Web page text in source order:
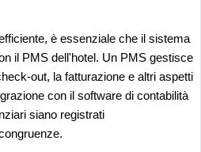
è essenziale che il sistema
il PMS dell'hotel. Un PMS gestisce
out, la fatturazione e altri aspetti
con il software di contabilità
siano registrati